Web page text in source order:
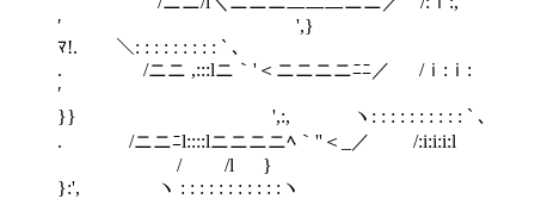
′ ',}
ﾏ!. ＼: : : : : : : : : ` ､
. /ニニ ,:::lニ｀'＜ニニニニﾆﾆ／ /ｉ:ｉ:
′
}} ',:, ヽ: : : : : : : : : : ` ､
. /ニニﾆl::::lニニニニﾍ｀''＜_／ /:i:i:i:l
/ /l }
}:', ヽ : : : : : : : : : : :ヽ